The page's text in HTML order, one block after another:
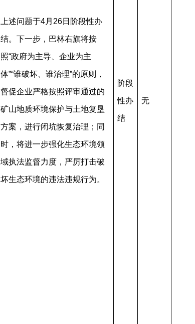
上述问题于4月26日阶段性办
结。下一步，巴林右旗将按
照“政府为主导、企业为主
体”“谁破坏、谁治理”的原则，
督促企业严格按照评审通过的
矿山地质环境保护与土地复垦
方案，进行闭坑恢复治理；同
时，将进一步强化生态环境领
域执法监督力度，严厉打击破
坏生态环境的违法违规行为。
阶段
性办
结
无